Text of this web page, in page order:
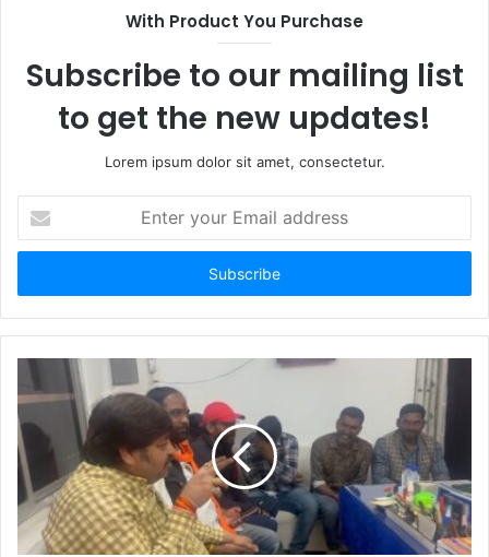
With Product You Purchase
Subscribe to our mailing list
to get the new updates!
Lorem ipsum dolor sit amet, consectetur.
your
Email